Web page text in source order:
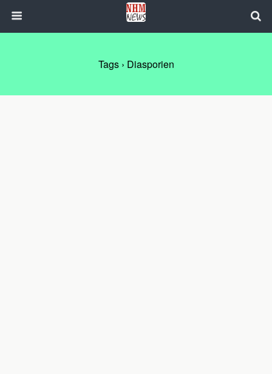
Tags › Diasporien